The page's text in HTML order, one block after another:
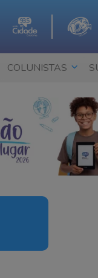
COLUNISTAS